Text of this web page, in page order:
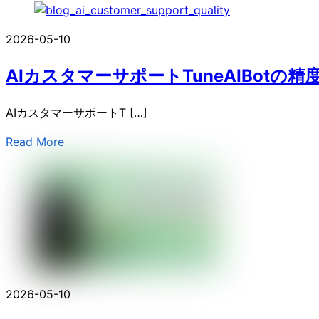
2026-05-10
AIカスタマーサポートTuneAIBotの精
AIカスタマーサポートT […]
Read More
2026-05-10